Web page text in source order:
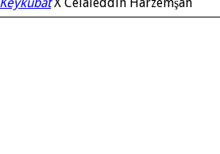
X Celaleddin Harzemşah